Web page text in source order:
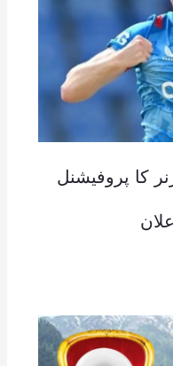
جان ٹرنر کا پروفیشنل